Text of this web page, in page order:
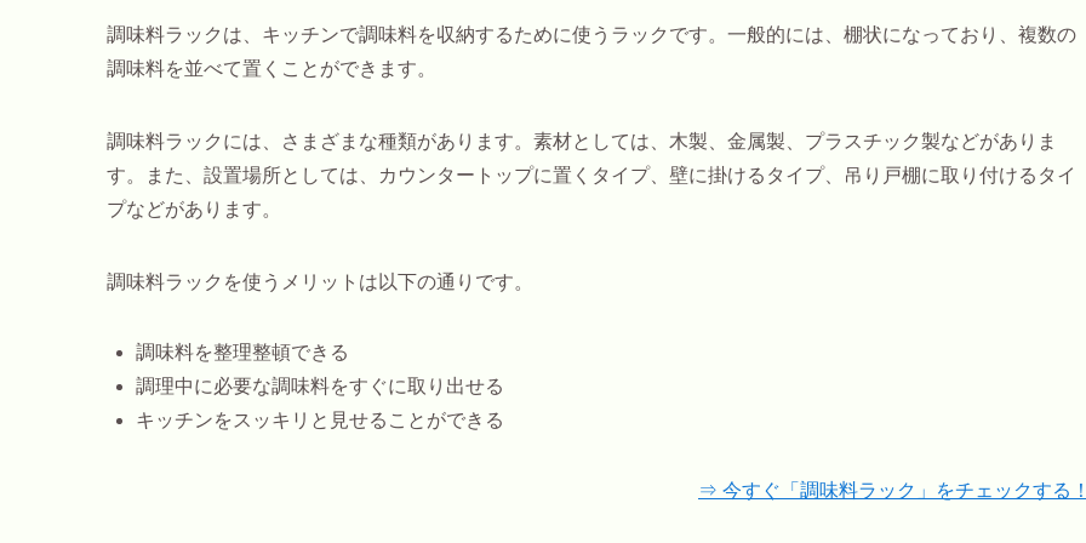
調味料ラックは、キッチンで調味料を収納するために使うラックです。一般的には、棚状になっており、複数の
調味料を並べて置くことができます。
調味料ラックには、さまざまな種類があります。素材としては、木製、金属製、プラスチック製などがありま
す。また、設置場所としては、カウンタートップに置くタイプ、壁に掛けるタイプ、吊り戸棚に取り付けるタイ
プなどがあります。
調味料ラックを使うメリットは以下の通りです。
調味料を整理整頓できる
調理中に必要な調味料をすぐに取り出せる
キッチンをスッキリと見せることができる
⇒ 今すぐ「調味料ラック」をチェックする